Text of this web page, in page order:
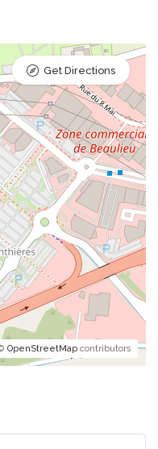
OpenStreetMap contributors
Get Directions